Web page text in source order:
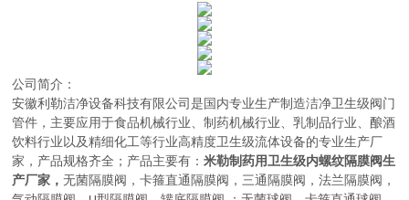
公司简介：
安徽利勒洁净设备科技有限公司是 国内专业生产制造洁净卫生级阀门
管件，主要应用于食品机械行业、制药机械行业、乳制品行业、酿酒
饮料行业以及精细化工等行业高精度卫生级流体设备的专业生产厂
家， 产品规格齐全；产品主要有：米勒制药用卫生级内螺纹隔膜阀生
产厂家，无菌隔膜阀 ，卡箍直通隔膜阀，三通隔膜阀，法兰隔膜阀，